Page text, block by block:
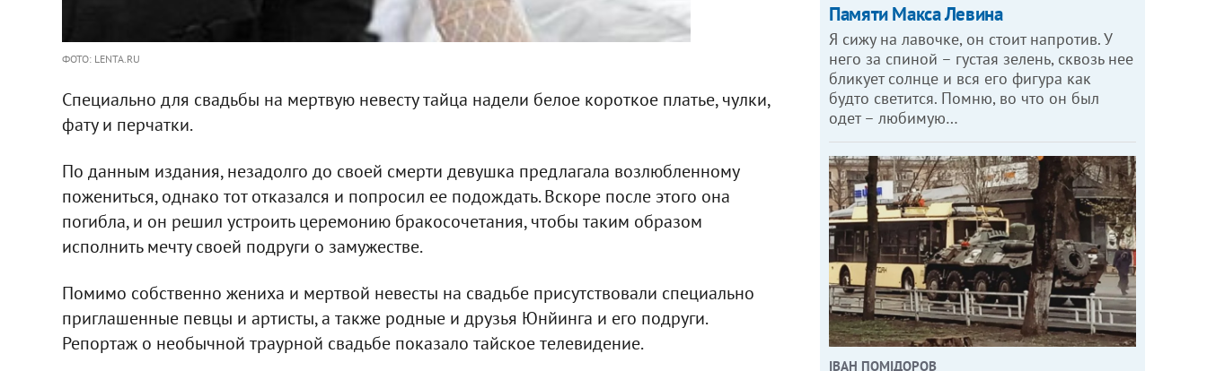
ФОТО: LENTA.RU
Специально для свадьбы на мертвую невесту тайца надели белое короткое платье, чулки,
фату и перчатки.
По данным издания, незадолго до своей смерти девушка предлагала возлюбленному
пожениться, однако тот отказался и попросил ее подождать. Вскоре после этого она
погибла, и он решил устроить церемонию бракосочетания, чтобы таким образом
исполнить мечту своей подруги о замужестве.
Помимо собственно жениха и мертвой невесты на свадьбе присутствовали специально
приглашенные певцы и артисты, а также родные и друзья Юнйинга и его подруги.
Репортаж о необычной траурной свадьбе показало тайское телевидение.
Памяти Макса Левина
Я сижу на лавочке, он стоит напротив. У
него за спиной – густая зелень, сквозь нее
бликует солнце и вся его фигура как
будто светится. Помню, во что он был
одет – любимую…
ІВАН ПОМІДОРОВ